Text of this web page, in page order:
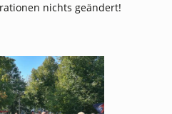
nichts geändert!